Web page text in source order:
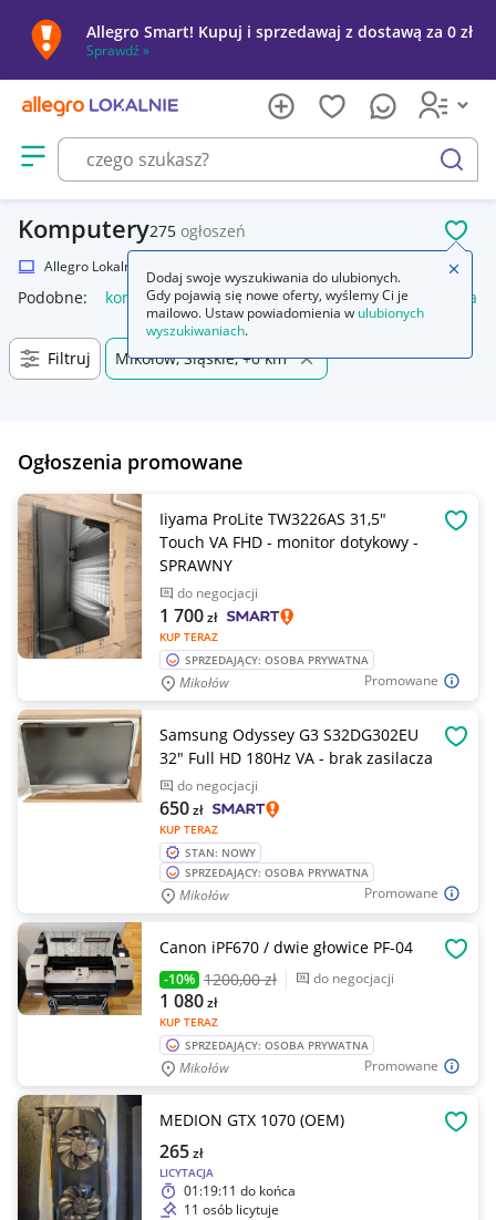
Allegro Smart! Kupuj i sprzedawaj z dostawą za 0 zł
Sprawdź »
Otwórz menu z kategoriami
szukaj
Komputery275 ogłoszeń
Allegro Lokalnie
Podobne: komputer stacjonarny komputer komputery
Filtruj Mikołów, Śląskie, +0 km
Ogłoszenia promowane
Promowane
Iiyama ProLite TW3226AS 31,5"
Touch VA FHD - monitor dotykowy -
SPRAWNY
do negocjacji
KUP TERAZ
1 700zł
SPRZEDAJĄCY: OSOBA PRYWATNA
Mikołów
Promowane
Samsung Odyssey G3 S32DG302EU
32" Full HD 180Hz VA - brak zasilacza
do negocjacji
KUP TERAZ
650zł
STAN: NOWY
SPRZEDAJĄCY: OSOBA PRYWATNA
Mikołów
Promowane
Canon iPF670 / dwie głowice PF-04
-10% 1200,00 zł do negocjacji
KUP TERAZ
1 080zł
SPRZEDAJĄCY: OSOBA PRYWATNA
Mikołów
MEDION GTX 1070 (OEM)
LICYTACJA
265zł
01:19:11 do końca
11 osób licytuje
Dodaj swoje wyszukiwania do ulubionych.
Gdy pojawią się nowe oferty, wyślemy Ci je
mailowo. Ustaw powiadomienia w ulubionych
wyszukiwaniach.